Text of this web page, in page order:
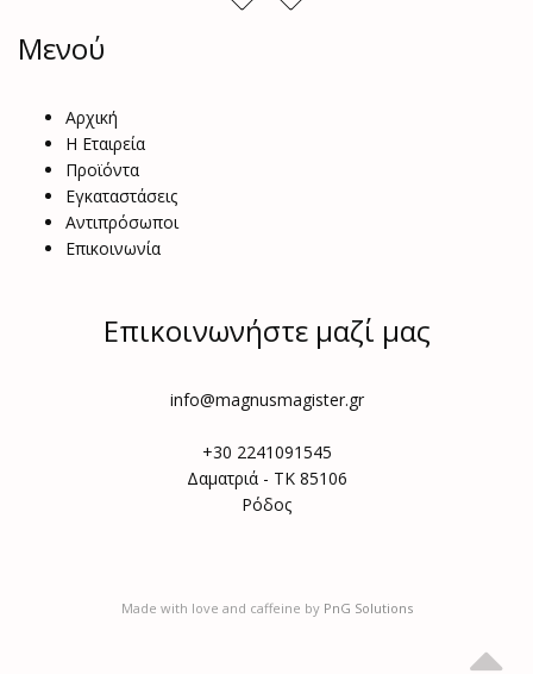
Μενού
Αρχική
Η Εταιρεία
Προϊόντα
Εγκαταστάσεις
Αντιπρόσωποι
Επικοινωνία
Επικοινωνήστε μαζί μας
info@magnusmagister.gr
+30 2241091545
Δαματριά - ΤΚ 85106
Ρόδος
Made with love and caffeine by PnG Solutions